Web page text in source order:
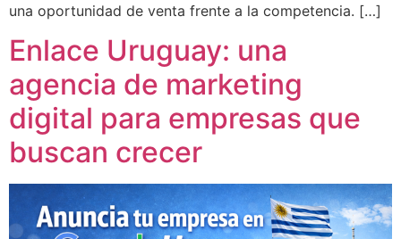
una oportunidad de venta frente a la competencia. […]
Enlace Uruguay: una
agencia de marketing
digital para empresas que
buscan crecer